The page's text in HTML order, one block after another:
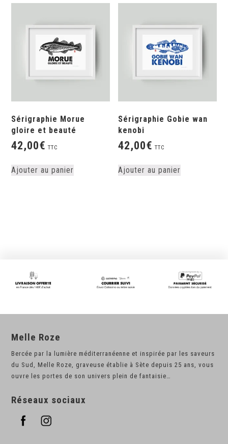
Sérigraphie Morue
gloire et beauté
42,00€ TTC
Ajouter au panier
Sérigraphie Gobie wan
kenobi
42,00€ TTC
Ajouter au panier
Melle Roze
Bercée par la lumière méditerranéenne et inspirée par les saveurs
du Sud, Melle Roze, graveuse établie à Sète depuis 25 ans, vous
ouvre les portes de son univers plein de fantaisie…
Réseaux sociaux